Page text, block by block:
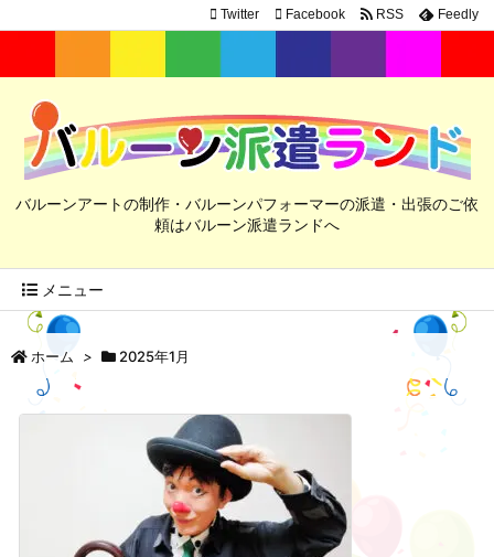
バルーンアートの制作・バルーンパフォーマーの派遣・出張のご依
頼はバルーン派遣ランドへ
メニュー
Twitter Facebook RSS Feedly
ホーム > 2025年1月